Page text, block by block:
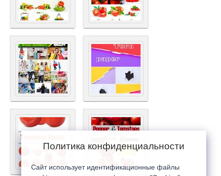
Политика конфиденциальности
Сайт использует идентификационные файлы